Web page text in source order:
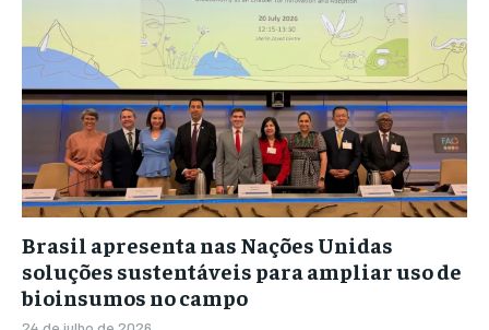
Brasil apresenta nas Nações Unidas
soluções sustentáveis para ampliar uso de
bioinsumos no campo